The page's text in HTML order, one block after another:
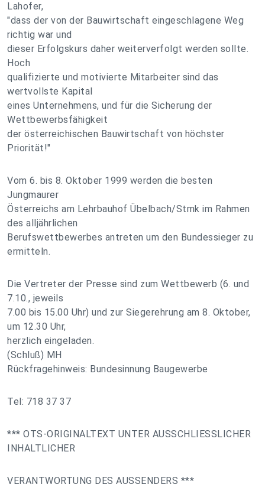
Lahofer,
"dass der von der Bauwirtschaft eingeschlagene Weg
richtig war und
dieser Erfolgskurs daher weiterverfolgt werden sollte.
Hoch
qualifizierte und motivierte Mitarbeiter sind das
wertvollste Kapital
eines Unternehmens, und für die Sicherung der
Wettbewerbsfähigkeit
der österreichischen Bauwirtschaft von höchster
Priorität!"
Vom 6. bis 8. Oktober 1999 werden die besten
Jungmaurer
Österreichs am Lehrbauhof Übelbach/Stmk im Rahmen
des alljährlichen
Berufswettbewerbes antreten um den Bundessieger zu
ermitteln.
Die Vertreter der Presse sind zum Wettbewerb (6. und
7.10., jeweils
7.00 bis 15.00 Uhr) und zur Siegerehrung am 8. Oktober,
um 12.30 Uhr,
herzlich eingeladen.
(Schluß) MH
Rückfragehinweis: Bundesinnung Baugewerbe
Tel: 718 37 37
*** OTS-ORIGINALTEXT UNTER AUSSCHLIESSLICHER
INHALTLICHER
VERANTWORTUNG DES AUSSENDERS ***